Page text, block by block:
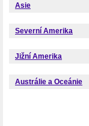
Asie
Severní Amerika
Jižní Amerika
Austrálie a Oceánie